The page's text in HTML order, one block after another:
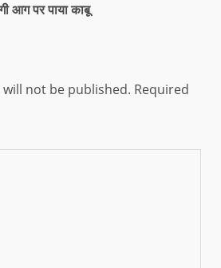
आग पर पाया काबू
not be published. Required